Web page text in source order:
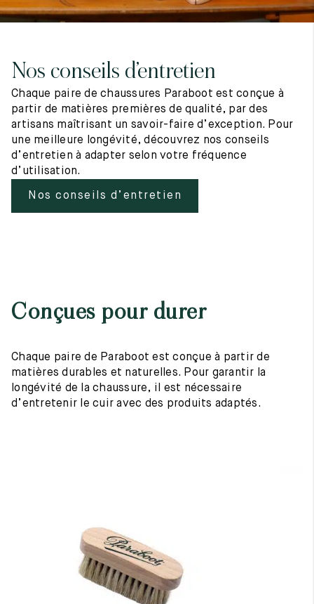
Nos conseils d’entretien
Chaque paire de chaussures Paraboot est conçue à
partir de matières premières de qualité, par des
artisans maîtrisant un savoir-faire d’exception. Pour
une meilleure longévité, découvrez nos conseils
d’entretien à adapter selon votre fréquence
d’utilisation.
Nos conseils d’entretien
Conçues pour durer
Chaque paire de Paraboot est conçue à partir de
matières durables et naturelles. Pour garantir la
longévité de la chaussure, il est nécessaire
d’entretenir le cuir avec des produits adaptés.